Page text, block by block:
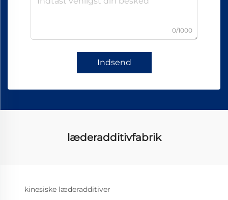
0/1000
Indsend
læderadditivfabrik
kinesiske læderadditiver